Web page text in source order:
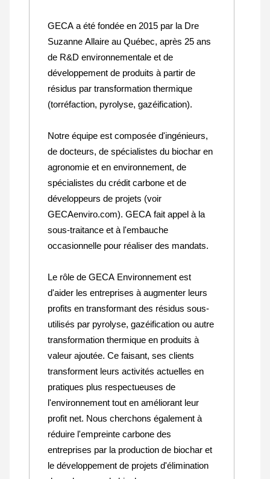
GECA a été fondée en 2015 par la Dre
Suzanne Allaire au Québec, après 25 ans
de R&D environnementale et de
développement de produits à partir de
résidus par transformation thermique
(torréfaction, pyrolyse, gazéification).
Notre équipe est composée d'ingénieurs,
de docteurs, de spécialistes du biochar en
agronomie et en environnement, de
spécialistes du crédit carbone et de
développeurs de projets (voir
GECAenviro.com). GECA fait appel à la
sous-traitance et à l'embauche
occasionnelle pour réaliser des mandats.
Le rôle de GECA Environnement est
d'aider les entreprises à augmenter leurs
profits en transformant des résidus sous-
utilisés par pyrolyse, gazéification ou autre
transformation thermique en produits à
valeur ajoutée. Ce faisant, ses clients
transforment leurs activités actuelles en
pratiques plus respectueuses de
l'environnement tout en améliorant leur
profit net. Nous cherchons également à
réduire l'empreinte carbone des
entreprises par la production de biochar et
le développement de projets d'élimination